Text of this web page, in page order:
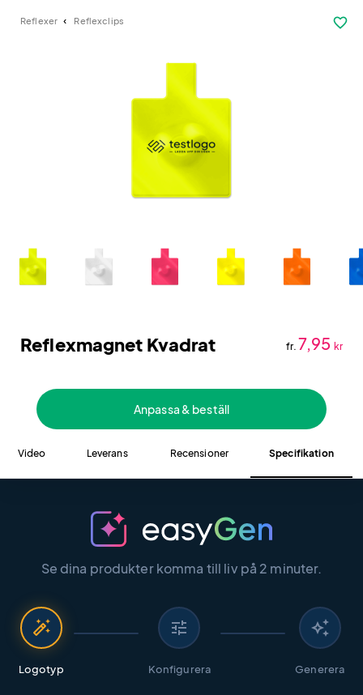
Reflexer Reflexclips favorite_border
Reflexmagnet Kvadrat fr. 7,95 kr
Anpassa & beställ
Video Leverans Recensioner Specifikation
Se dina produkter komma till liv på 2 minuter.
auto_fix_high
Logotyp
tune
Konfigurera
auto_awesome
Generera